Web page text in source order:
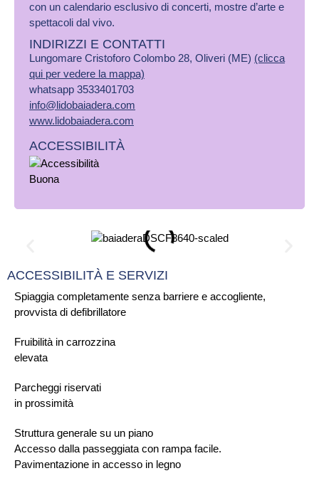
con un calendario esclusivo di concerti, mostre d’arte e
spettacoli dal vivo.
INDIRIZZI E CONTATTI
Lungomare Cristoforo Colombo 28, Oliveri (ME) (clicca
qui per vedere la mappa)
whatsapp 3533401703
info@lidobaiadera.com
www.lidobaiadera.com
ACCESSIBILITÀ
Spiaggia completamente senza barriere e accogliente,
provvista di defibrillatore
Fruibilità in carrozzina
elevata
Parcheggi riservati
in prossimità
Struttura generale su un piano
Accesso dalla passeggiata con rampa facile.
Pavimentazione in accesso in legno
ACCESSIBILITÀ E SERVIZI